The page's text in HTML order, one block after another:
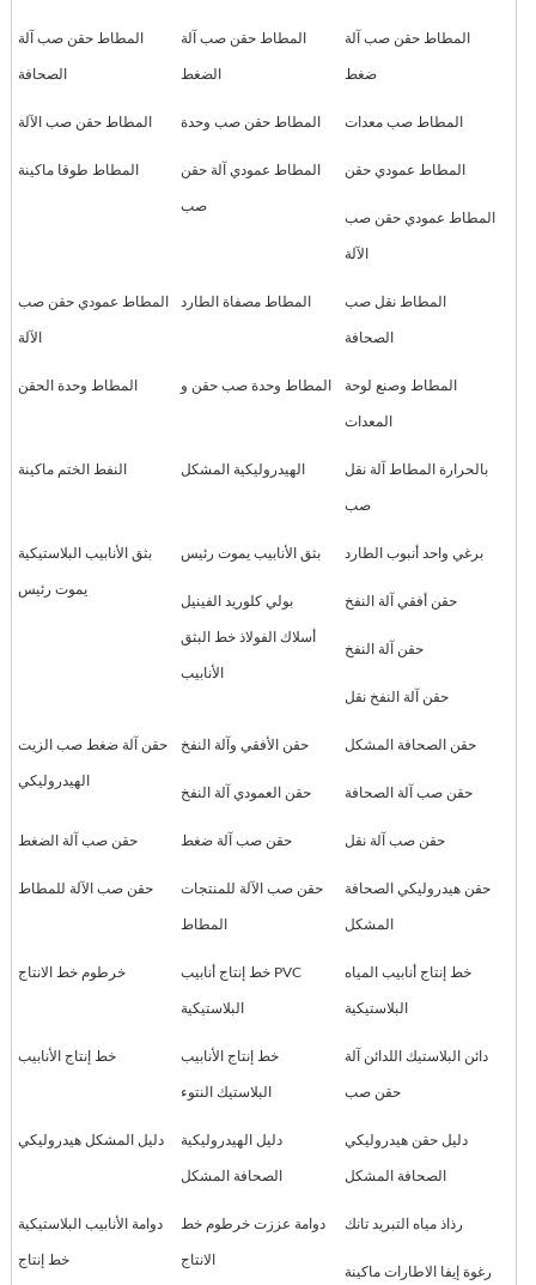
المطاط حقن صب آلة
الصحافة
المطاط حقن صب آلة
الضغط
المطاط حقن صب آلة
ضغط
المطاط حقن صب الآلة المطاط حقن صب وحدة المطاط صب معدات
المطاط طوقا ماكينة المطاط عمودي آلة حقن
صب
المطاط عمودي حقن
المطاط عمودي حقن صب
الآلة
المطاط عمودي حقن صب
الآلة
المطاط مصفاة الطارد المطاط نقل صب
الصحافة
المطاط وحدة الحقن المطاط وحدة صب حقن و المطاط وصنع لوحة
المعدات
النفط الختم ماكينة الهيدروليكية المشكل بالحرارة المطاط آلة نقل
صب
بثق الأنابيب البلاستيكية
يموت رئيس
بثق الأنابيب يموت رئيس برغي واحد أنبوب الطارد
بولي كلوريد الفينيل
أسلاك الفولاذ خط البثق
الأنابيب
حقن أفقي آلة النفخ
حقن آلة النفخ
حقن آلة النفخ نقل
حقن آلة ضغط صب الزيت
الهيدروليكي
حقن الأفقي وآلة النفخ حقن الصحافة المشكل
حقن العمودي آلة النفخ حقن صب آلة الصحافة
حقن صب آلة الضغط حقن صب آلة ضغط حقن صب آلة نقل
حقن صب الآلة للمطاط حقن صب الآلة للمنتجات
المطاط
حقن هيدروليكي الصحافة
المشكل
خرطوم خط الانتاج خط إنتاج أنابيب PVC
البلاستيكية
خط إنتاج أنابيب المياه
البلاستيكية
خط إنتاج الأنابيب خط إنتاج الأنابيب
البلاستيك النتوء
دائن البلاستيك اللدائن آلة
حقن صب
دليل المشكل هيدروليكي دليل الهيدروليكية
الصحافة المشكل
دليل حقن هيدروليكي
الصحافة المشكل
دوامة الأنابيب البلاستيكية
خط إنتاج
دوامة عززت خرطوم خط
الانتاج
رذاذ مياه التبريد تانك
رغوة إيفا الاطارات ماكينة